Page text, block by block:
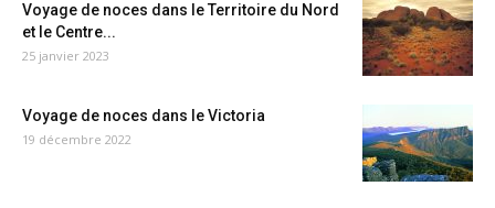
Voyage de noces dans le Territoire du Nord
et le Centre...
25 janvier 2023
Voyage de noces dans le Victoria
19 décembre 2022